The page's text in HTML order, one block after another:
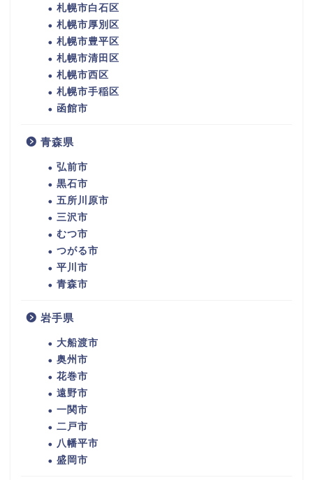
札幌市白石区
札幌市厚別区
札幌市豊平区
札幌市清田区
札幌市西区
札幌市手稲区
函館市
青森県
弘前市
黒石市
五所川原市
三沢市
むつ市
つがる市
平川市
青森市
岩手県
大船渡市
奥州市
花巻市
遠野市
一関市
二戸市
八幡平市
盛岡市